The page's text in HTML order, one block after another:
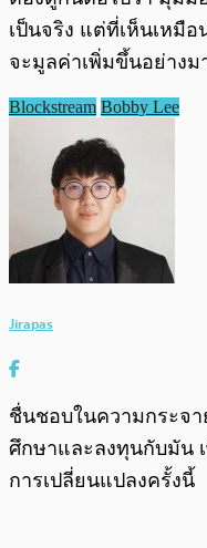
เป็นจริง แต่ที่เห็นเหมื
จะมูลค่าเพิ่มขึ้นอย่าง
Blockstream Bobby Lee
Jirapas
ชื่นชอบในความกระจ
ศึกษาและลงทุนกับมัน
การเปลี่ยนแปลงครั้งนี้